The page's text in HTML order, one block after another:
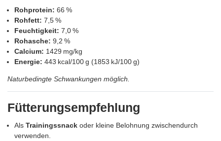
Rohprotein: 66 %
Rohfett: 7,5 %
Feuchtigkeit: 7,0 %
Rohasche: 9,2 %
Calcium: 1429 mg/kg
Energie: 443 kcal/100 g (1853 kJ/100 g)
Naturbedingte Schwankungen möglich.
Fütterungsempfehlung
Als Trainingssnack oder kleine Belohnung zwischendurch
verwenden.